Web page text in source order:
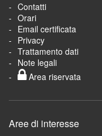
Contatti
Orari
Email certificata
Privacy
Trattamento dati
Note legali
Area riservata
Aree di interesse